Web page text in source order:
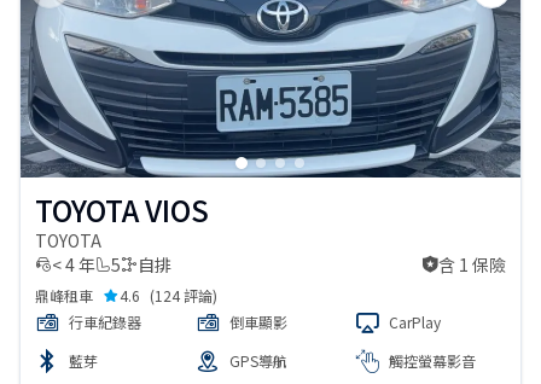
TOYOTA VIOS
TOYOTA
< 4 年
5 自排
含 1 保險 含 1 保險
鼎峰租車 4.6 (124 評論)
行車紀錄器
倒車顯影
CarPlay
藍芽
GPS導航 觸控螢幕影音